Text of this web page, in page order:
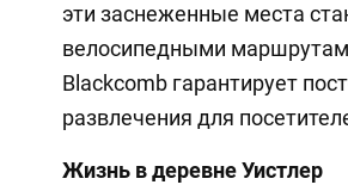
эти заснеженные места
велосипедными
Blackcomb гарантирует
развлечения для
Жизнь в деревне Уистлер